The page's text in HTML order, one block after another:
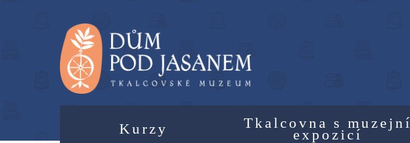
Kurzy Tkalcovna s muzejní
expozicí